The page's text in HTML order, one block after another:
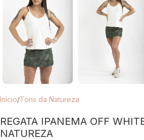
Início/Tons da Natureza
REGATA IPANEMA OFF
NATUREZA